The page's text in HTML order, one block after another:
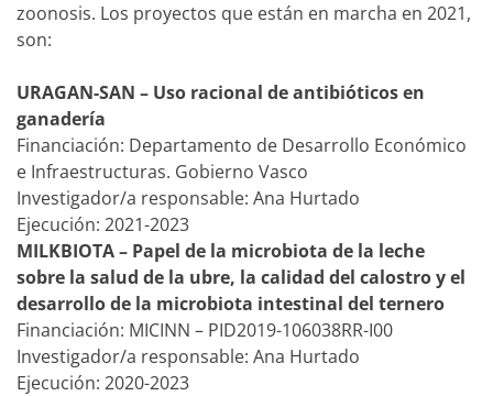
zoonosis. Los proyectos que están en marcha en 2021,
son:
URAGAN-SAN – Uso racional de antibióticos en
ganadería
Financiación: Departamento de Desarrollo Económico
e Infraestructuras. Gobierno Vasco
Investigador/a responsable: Ana Hurtado
Ejecución: 2021-2023
MILKBIOTA – Papel de la microbiota de la leche
sobre la salud de la ubre, la calidad del calostro y el
desarrollo de la microbiota intestinal del ternero
Financiación: MICINN – PID2019-106038RR-I00
Investigador/a responsable: Ana Hurtado
Ejecución: 2020-2023